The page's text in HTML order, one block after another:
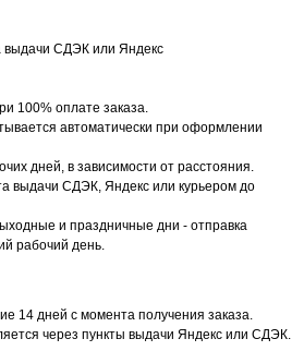
выдачи СДЭК или Яндекс
100% оплате заказа.
автоматически при оформлении
дней, в зависимости от расстояния.
выдачи СДЭК, Яндекс или курьером до
и праздничные дни - отправка
рабочий день.
14 дней с момента получения заказа.
через пункты выдачи Яндекс или СДЭК.